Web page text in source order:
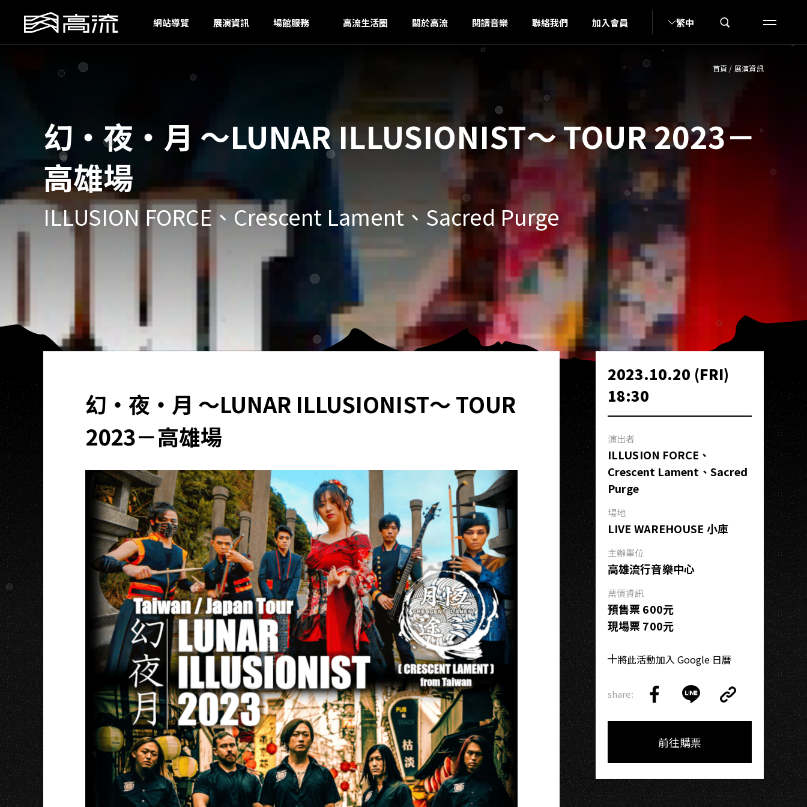
網站導覽 展演資訊 場館服務 高流生活圈 關於高流 閱讀音樂 聯絡我們 加入會員 繁中
首頁 / 展演資訊
幻‧夜‧月 ～LUNAR ILLUSIONIST～ TOUR 2023－
高雄場
ILLUSION FORCE、Crescent Lament、Sacred Purge
幻‧夜‧月 ～LUNAR ILLUSIONIST～ TOUR
2023－高雄場
2023.10.20 (FRI)
18:30
演出者
ILLUSION FORCE、
Crescent Lament、Sacred
Purge
場地
LIVE WAREHOUSE 小庫
主辦單位
高雄流行音樂中心
票價資訊
預售票 600元
現場票 700元
將此活動加入 Google 日曆
share:
on
Facebook
on
LINE
Link
Copy
前往購票